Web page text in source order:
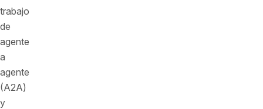
trabajo
de
agente
a
agente
(A2A)
y